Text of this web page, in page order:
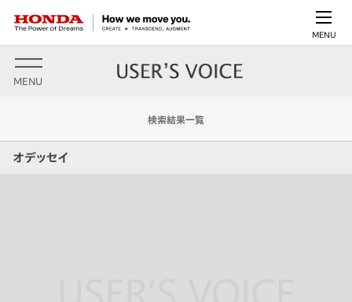
MENU
MENU
検索結果一覧
オデッセイ